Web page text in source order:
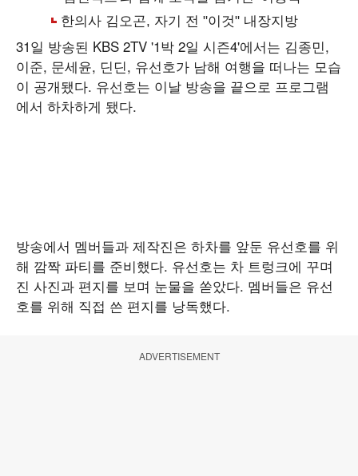
31일 방송된 KBS 2TV '1박 2일 시즌4'에서는 김종민,
이준, 문세윤, 딘딘, 유선호가 남해 여행을 떠나는 모습
이 공개됐다. 유선호는 이날 방송을 끝으로 프로그램
에서 하차하게 됐다.
방송에서 멤버들과 제작진은 하차를 앞둔 유선호를 위
해 깜짝 파티를 준비했다. 유선호는 차 트렁크에 꾸며
진 사진과 편지를 보며 눈물을 쏟았다. 멤버들은 유선
호를 위해 직접 쓴 편지를 낭독했다.
ADVERTISEMENT